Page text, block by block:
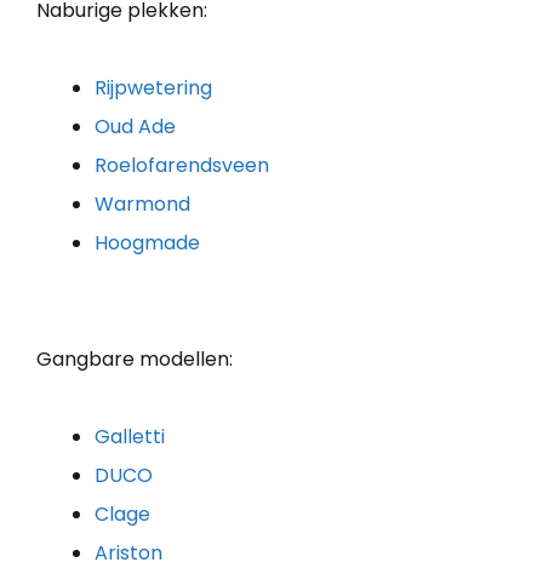
Naburige plekken:
Rijpwetering
Oud Ade
Roelofarendsveen
Warmond
Hoogmade
Gangbare modellen:
Galletti
DUCO
Clage
Ariston